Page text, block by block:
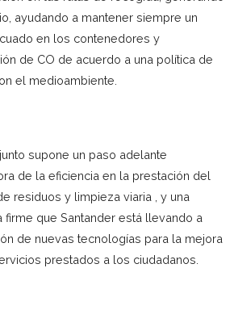
ayudando a mantener siempre un
en los contenedores y
de CO de acuerdo a una política de
el medioambiente.
supone un paso adelante
de la eficiencia en la prestación del
residuos y limpieza viaria , y una
firme que Santander está llevando a
de nuevas tecnologías para la mejora
prestados a los ciudadanos.